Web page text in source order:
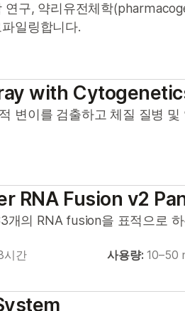
구, 약리유전체학
일링합니다.
with
변이를 검출하고 체질 질병 및
RNA Fusion v2
개의 RNA fusion을 표적으로
시간 사용량: 10–50